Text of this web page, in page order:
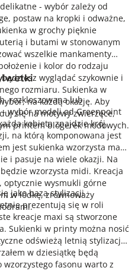
- wybór zależy od
postaw na kropki i odważne,
w grochy pięknie
i butami w stonowanym
wszelkie mankamenty
i kolor do rodzaju
wyglądać szykownie i
rozmiaru. Sukienka w
na każdą okazję. Aby
się na motywy zwierzęce,
printem blogerek modowych.
rozkloszowana lub
wybór modeli od Greenpoint
kobieta znajdzie krój
na którą komponowana jest
jest sukienka wzorzysta maxi,
i pasuje na wiele okazji. Na
wzorzysta midi. Kreacja
optycznie wysmukli górne
w łódkę, zrównoważy
jako baza stylizacji
prezentują się w roli
kreacje maxi są stworzone
Sukienki w printy można nosić
odświeżą letnią stylizację,
w dziesiątkę będą
wzorzystego fasonu warto z